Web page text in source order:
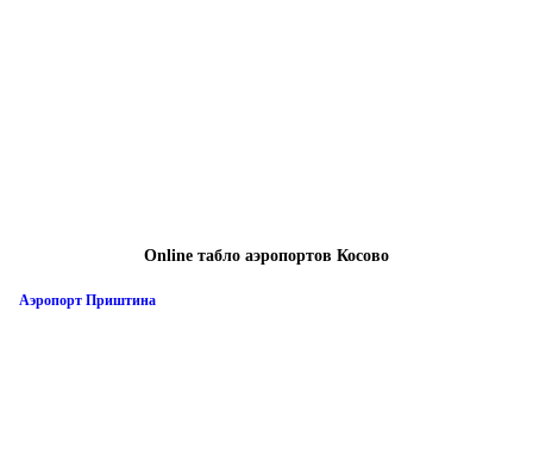
Online табло аэропортов Косово
Аэропорт Приштина